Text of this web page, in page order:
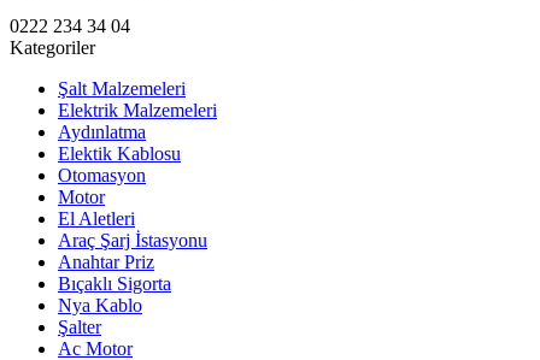
0222 234 34 04
Kategoriler
Şalt Malzemeleri
Elektrik Malzemeleri
Aydınlatma
Elektik Kablosu
Otomasyon
Motor
El Aletleri
Araç Şarj İstasyonu
Anahtar Priz
Bıçaklı Sigorta
Nya Kablo
Şalter
Ac Motor